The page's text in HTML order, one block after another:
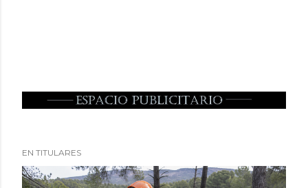
EN TITULARES